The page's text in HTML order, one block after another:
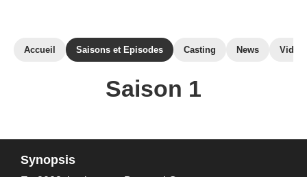
Accueil Saisons et Episodes Casting News
Saison 1
Synopsis